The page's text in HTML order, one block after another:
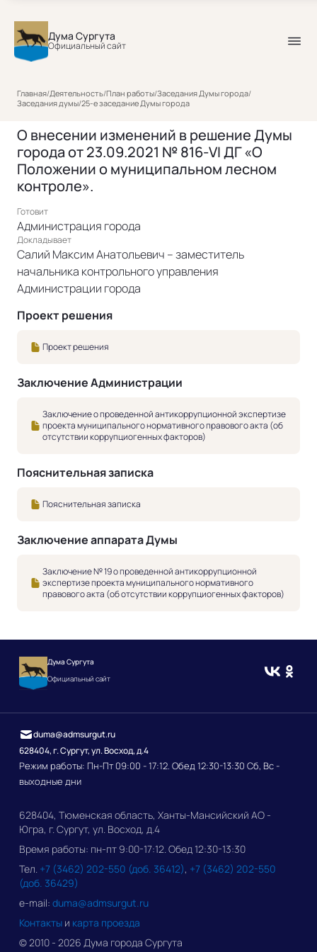
Дума Сургута
Официальный сайт
Главная/Деятельность/План работы/Заседания Думы города/
Заседания думы/25-е заседание Думы города
О внесении изменений в решение Думы
города от 23.09.2021 № 816-VI ДГ «О
Положении о муниципальном лесном
контроле».
Готовит
Администрация города
Докладывает
Салий Максим Анатольевич – заместитель
начальника контрольного управления
Администрации города
Проект решения
Проект решения
Заключение Администрации
Заключение о проведенной антикоррупционной экспертизе
проекта муниципального нормативного правового акта (об
отсутствии коррупциогенных факторов)
Пояснительная записка
Пояснительная записка
Заключение аппарата Думы
Заключение № 19 о проведенной антикоррупционной
экспертизе проекта муниципального нормативного
правового акта (об отсутствии коррупциогенных факторов)
Дума Сургута
Официальный сайт
628404, г. Сургут, ул. Восход, д.4
Режим работы: Пн-Пт 09:00 - 17:12. Обед 12:30-13:30 Сб, Вс -
выходные дни
duma@admsurgut.ru
628404, Тюменская область, Ханты-Мансийский АО -
Югра, г. Сургут, ул. Восход, д.4
Время работы: пн-пт 9:00-17:12. Обед 12:30-13:30
Тел. +7 (3462) 202-550 (доб. 36412), +7 (3462) 202-550
(доб. 36429)
e-mail: duma@admsurgut.ru
Контакты и карта проезда
© 2010 - 2026 Дума города Сургута